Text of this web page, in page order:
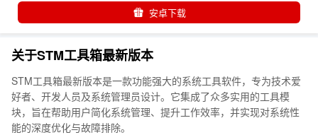
安卓下载
关于STM工具箱最新版本
STM工具箱最新版本是一款功能强大的系统工具软件，专为技术爱
好者、开发人员及系统管理员设计。它集成了众多实用的工具模
块，旨在帮助用户简化系统管理、提升工作效率，并实现对系统性
能的深度优化与故障排除。